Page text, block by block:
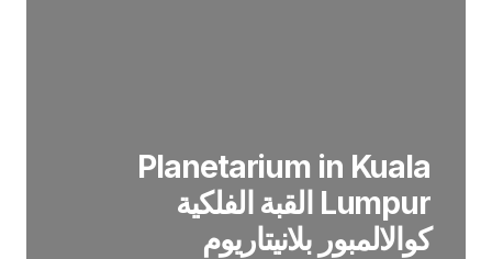
Planetarium in Kuala
Lumpur القبة الفلكية
كوالالمبور بلانيتاريوم